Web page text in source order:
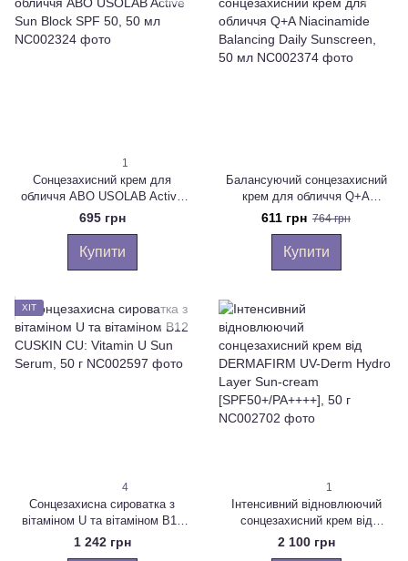
1
Сонцезахисний крем для
обличчя ABO USOLAB Active
Sun Block SPF 50, 50 мл
695 грн
Купити
Балансуючий сонцезахисний
крем для обличчя Q+A
Niacinamide Balancing Daily
Sunscreen, 50 мл
611 грн 764 грн
Купити
ХІТ
4
Сонцезахисна сироватка з
вітаміном U та вітаміном B12
CUSKIN CU: Vitamin U Sun
Serum, 50 г
1 242 грн
1
Інтенсивний відновлюючий
сонцезахисний крем від
DERMAFIRM UV-Derm Hydro
Layer Sun-cream
2 100 грн